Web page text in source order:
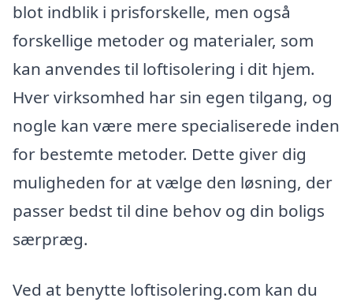
blot indblik i prisforskelle, men også
forskellige metoder og materialer, som
kan anvendes til loftisolering i dit hjem.
Hver virksomhed har sin egen tilgang, og
nogle kan være mere specialiserede inden
for bestemte metoder. Dette giver dig
muligheden for at vælge den løsning, der
passer bedst til dine behov og din boligs
særpræg.
Ved at benytte loftisolering.com kan du